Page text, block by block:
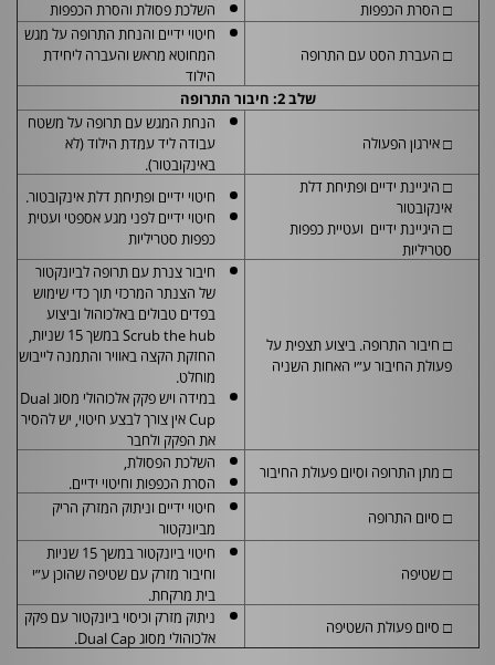
□ הסרת הכפפות
השלכת פסולת והסרת הכפפות
□ העברת הסט עם התרופה
חיטוי ידיים והנחת התרופה על מגש
המחוטא מראש והעברה ליחידת
הילוד
שלב 2: חיבור התרופה
□ אירגון הפעולה
הנחת המגש עם תרופה על משטח
עבודה ליד עמדת הילוד (לא
באינקובטור).
□ היגיינת ידיים ופתיחת דלת
אינקובטור
□ היגיינת ידיים ועטיית כפפות
סטריליות
חיטוי ידיים ופתיחת דלת אינקובטור.
חיטוי ידיים לפני מגע אספטי ועטית
כפפות סטריליות
□ חיבור התרופה. ביצוע תצפית על
פעולת החיבור ע״י האחות השניה
חיבור צנרת עם תרופה לביונקטור
של הצנתר המרכזי תוך כדי שימוש
בפדים טבולים באלכוהול וביצוע
Scrub the hub במשך 15 שניות,
החזקת הקצה באוויר והתמנה לייבוש
מוחלט.
במידה ויש פקק אלכוהולי מסוגDual
Cupאין צורך לבצע חיטוי, יש להסיר
את הפקק ולחבר
□ מתן התרופה וסיום פעולת החיבור
השלכת הפסולת,
הסרת הכפפות וחיטוי ידיים.
□ סיום התרופה
חיטוי ידיים וניתוק המזרק הריק
מביונקטור
□ שטיפה
חיטוי ביונקטור במשך 15 שניות
וחיבור מזרק עם שטיפה שהוכן ע״י
בית מרקחת.
□ סיום פעולת השטיפה
ניתוק מזרק וכיסוי ביונקטור עם פקק
אלכוהולי מסוגDual Cap
.